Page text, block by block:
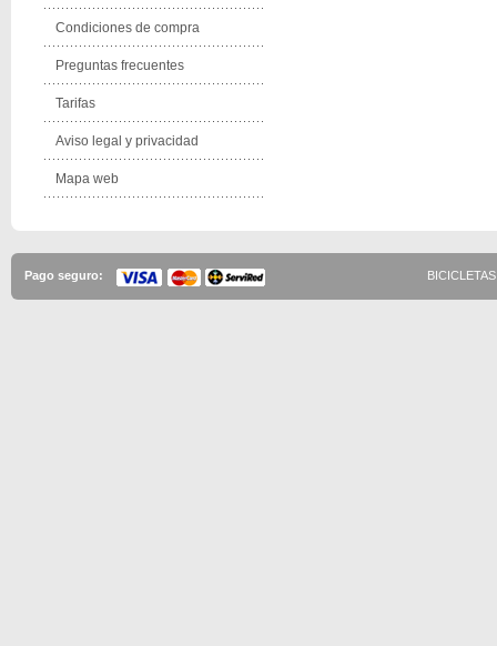
Condiciones de compra
Preguntas frecuentes
Tarifas
Aviso legal y privacidad
Mapa web
Pago seguro: